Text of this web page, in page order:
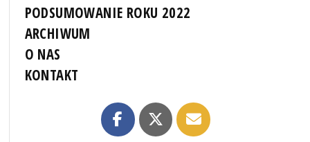
PODSUMOWANIE ROKU 2022
ARCHIWUM
O NAS
KONTAKT